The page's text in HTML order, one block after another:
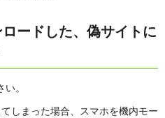
ードした、偽サイトに
。
しまった場合、スマホを機内モー